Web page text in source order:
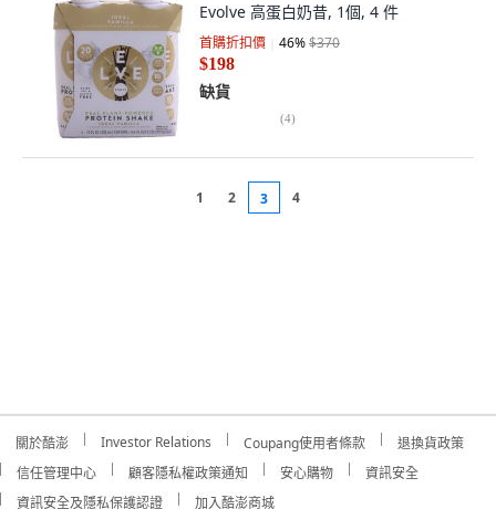
Evolve 高蛋白奶昔, 1個, 4 件
首購折扣價 46%$370
$198
缺貨
(4)
1 2 3 4
關於酷澎 Investor Relations Coupang使用者條款
退換貨政策
信任管理中心
顧客隱私權政策通知 安心購物
資訊安全
資訊安全及隱私保護認證
加入酷澎商城